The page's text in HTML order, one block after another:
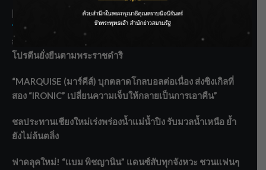
Recent Posts
กรมประมงฟื้น “บ้านธารทอง” จากป่าเสื่อมโทรม สู่แหล่ง
โปรตีนยั่งยืนตามพระราชดำริ
“MARQUISE (มาร์คีส์) บุกตลาดโกลบอลต่อเนื่อง ส่งซิงเกิลที่
สอง “IRONIC” เปลี่ยนความเจ็บให้กลายเป็นการเอาคืน”
ชลประทานเชียงใหม่เร่งพร่องน้ำแม่น้ำปิง รับมวลน้ำเหนือ ย้ำ
ยังไม่ล้นตลิ่ง
ฟาดลุคใหม่! “แบม พิชญานิน” แดนซ์สับทุกจังหวะ ชวนแฟนๆ